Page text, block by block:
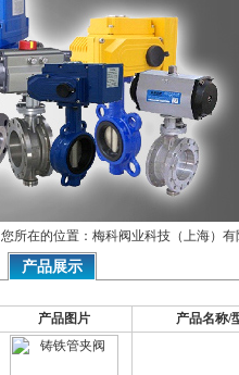
您所在的位置：梅科阀业科技（上海）
产品展示
产品图片 产品名称/